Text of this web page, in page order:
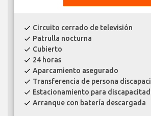
check Circuito cerrado de televisión
check Patrulla nocturna
check Cubierto
check 24 horas
check Aparcamiento asegurado
check Transferencia de persona
check Estacionamiento para
check Arranque con batería descargada